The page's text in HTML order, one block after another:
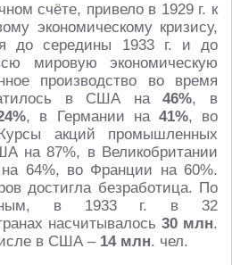
счёте, привело в 1929 г. к
экономическому кризису,
до середины 1933 г. и до
мировую экономическую
производство во время
в США на46%, в
, в Германии на 41%, во
акций промышленных
на 87%, в Великобритании
64%, во Франции на 60%.
достигла безработица. По
в 1933 г. в 32
насчитывалось 30 млн.
в США – 14 млн. чел.